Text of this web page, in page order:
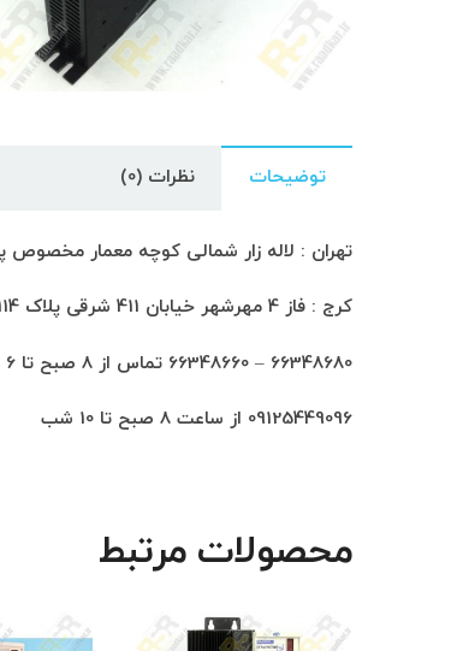
توضیحات نظرات (0)
تهران : لاله زار شمالی کوچه معمار مخصوص پاساژ
کرج : فاز 4 مهرشهر خیابان 411 شرقی پلاک 114 واحد 1
66348680 – 66348660 تماس از 8 صبح تا 6 شب
09125449096 از ساعت 8 صبح تا 10 شب
محصولات مرتبط